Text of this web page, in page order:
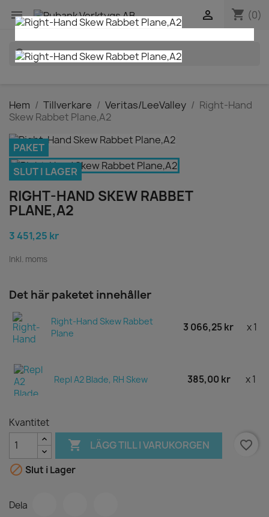
 shopping_cart (0)

search
Hem Tillverkare Veritas/LeeValley
Right-Hand
Skew Rabbet Plane,A2
PAKET
SLUT I LAGER
RIGHT-HAND SKEW RABBET
PLANE,A2
3 451,25 kr
Inkl. moms
Det här paketet innehåller
Right-Hand Skew Rabbet
Plane
3 066,25 kr x 1
Repl A2 Blade, RH Skew 385,00 kr x 1
Kvantitet
 LÄGG TILL I VARUKORGEN
favorite_border
 Slut i Lager
Dela